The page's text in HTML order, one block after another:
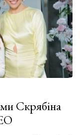
Скрябіна